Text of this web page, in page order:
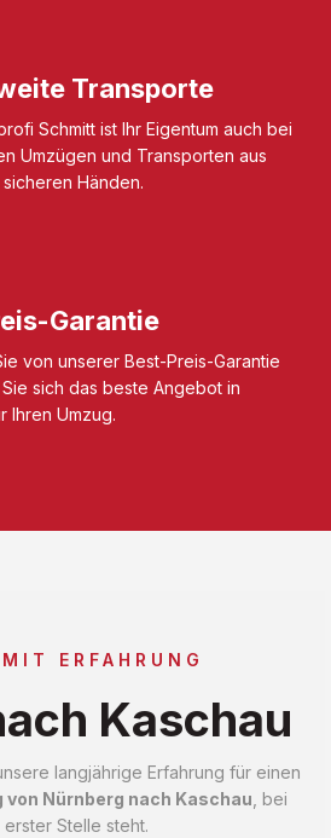
Transporte
Schmitt ist Ihr Eigentum auch bei
Umzügen und Transporten aus
Händen.
Garantie
von unserer Best-Preis-Garantie
sich das beste Angebot in
Ihren Umzug.
ERFAHRUNG
Kaschau
langjährige Erfahrung für einen
Nürnberg nach Kaschau , bei
Stelle steht.